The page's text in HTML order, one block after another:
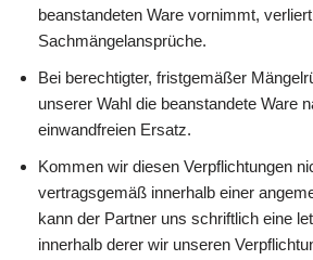
beanstandeten Ware vornimmt,
Sachmängelansprüche.
Bei berechtigter, fristgemäßer
unserer Wahl die beanstandete Ware
einwandfreien Ersatz.
Kommen wir diesen Verpflichtungen
vertragsgemäß innerhalb einer
kann der Partner uns schriftlich eine
innerhalb derer wir unseren